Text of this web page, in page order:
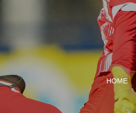
HOME